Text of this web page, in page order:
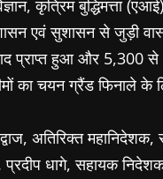
कृत्रिम बुद्धिमत्ता
एवं सुशासन से जुड़ी
प्राप्त हुआ और 5,300
का चयन ग्रैंड फिनाले के
अतिरिक्त महानिदेशक,
धागे, सहायक